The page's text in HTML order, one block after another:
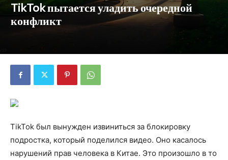
TikTok пытается уладить очередной
конфликт
TikTok был вынужден извиниться за блокировку
подростка, который поделился видео. Оно касалось
нарушений прав человека в Китае. Это произошло в то